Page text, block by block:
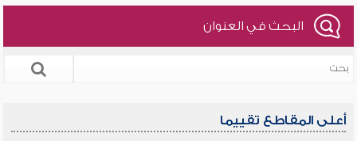
البحث في العنوان
أعلى المقاطع تقييما